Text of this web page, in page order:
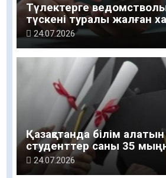
Түлектерге
түскені туралы жалған
келуде
24.07.2026
Қазақстанда білім
студенттер саны 35
24.07.2026